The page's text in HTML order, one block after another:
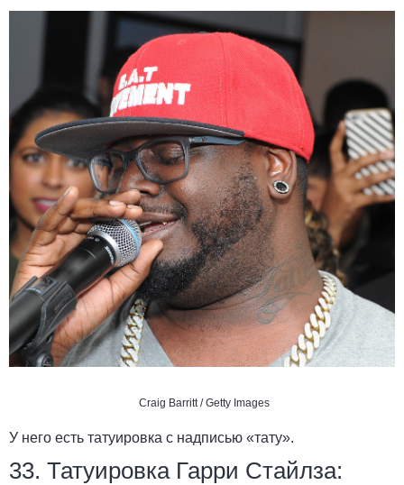
Craig Barritt / Getty Images
У него есть татуировка с надписью «тату».
33. Татуировка Гарри Стайлза: